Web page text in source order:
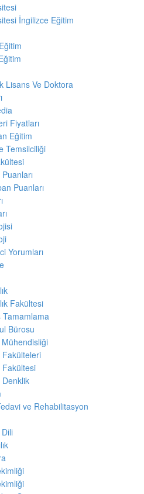
İngilizce Eğitim
Lisans Ve Doktora
Fiyatları
Eğitim
Temsilciliği
Puanları
Yorumları
Fakültesi
Bürosu
Fakülteleri
Fakültesi
ve Rehabilitasyon